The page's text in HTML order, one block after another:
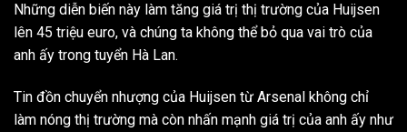
Những diễn biến này làm tăng giá trị thị trường của Huijsen
lên 45 triệu euro, và chúng ta không thể bỏ qua vai trò của
anh ấy trong tuyển Hà Lan.
Tin đồn chuyển nhượng của Huijsen từ Arsenal không chỉ
làm nóng thị trường mà còn nhấn mạnh giá trị của anh ấy như